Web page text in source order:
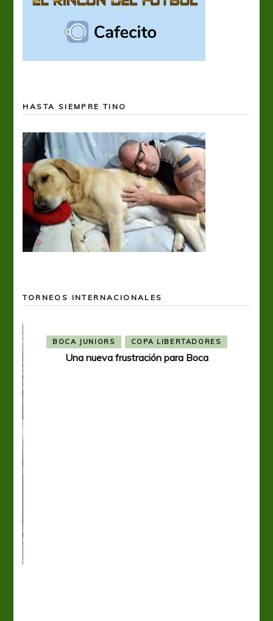
HASTA SIEMPRE TINO
TORNEOS INTERNACIONALES
BOCA JUNIORS COPA LIBERTADORES
Una nueva frustración para Boca